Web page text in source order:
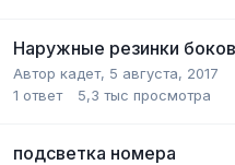
Наружные резинки
Автор кадет, 5 августа, 2017
1 ответ 5,3 тыс просмотра
подсветка номера